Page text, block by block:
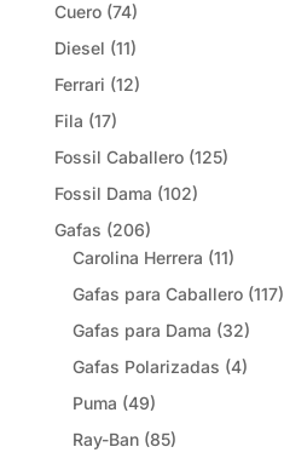
Cuero (74)
Diesel (11)
Ferrari (12)
Fila (17)
Fossil Caballero (125)
Fossil Dama (102)
Gafas (206)
Carolina Herrera (11)
Gafas para Caballero (117)
Gafas para Dama (32)
Gafas Polarizadas (4)
Puma (49)
Ray-Ban (85)